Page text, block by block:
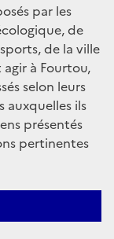
par les
de
de la ville
à Fourtou,
selon leurs
auxquelles ils
présentés
pertinentes